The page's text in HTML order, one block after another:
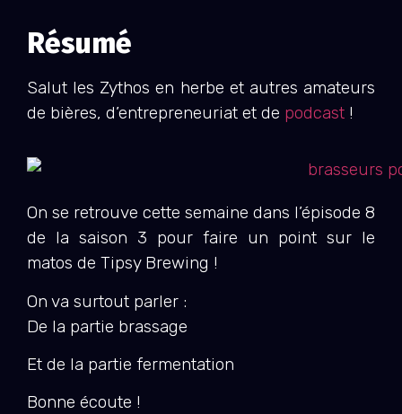
Résumé
Salut les Zythos en herbe et autres amateurs
de bières, d’entrepreneuriat et de podcast !
On se retrouve cette semaine dans l’épisode 8
de la saison 3 pour faire un point sur le
matos de Tipsy Brewing !
On va surtout parler :
De la partie brassage
Et de la partie fermentation
Bonne écoute !